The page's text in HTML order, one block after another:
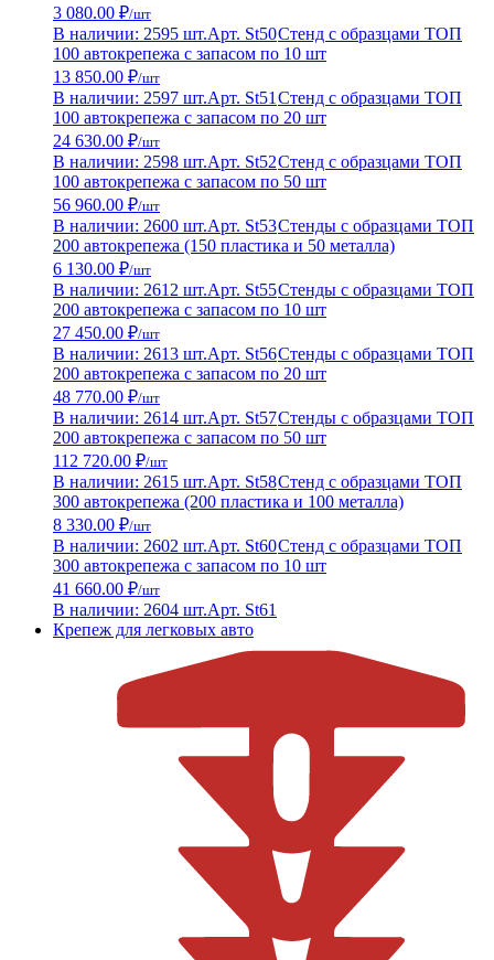
3 080.00 ₽/шт
В наличии: 2595 шт.Арт. St50Стенд с образцами ТОП
100 автокрепежа с запасом по 10 шт
13 850.00 ₽/шт
В наличии: 2597 шт.Арт. St51 Стенд с образцами ТОП
100 автокрепежа с запасом по 20 шт
24 630.00 ₽/шт
В наличии: 2598 шт.Арт. St52Стенд с образцами ТОП
100 автокрепежа с запасом по 50 шт
56 960.00 ₽/шт
В наличии: 2600 шт.Арт. St53Стенды с образцами ТОП
200 автокрепежа (150 пластика и 50 металла)
6 130.00 ₽/шт
В наличии: 2612 шт.Арт. St55Стенды с образцами ТОП
200 автокрепежа с запасом по 10 шт
27 450.00 ₽/шт
В наличии: 2613 шт.Арт. St56Стенды с образцами ТОП
200 автокрепежа с запасом по 20 шт
48 770.00 ₽/шт
В наличии: 2614 шт.Арт. St57Стенды с образцами ТОП
200 автокрепежа с запасом по 50 шт
112 720.00 ₽/шт
В наличии: 2615 шт.Арт. St58Стенд с образцами ТОП
300 автокрепежа (200 пластика и 100 металла)
8 330.00 ₽/шт
В наличии: 2602 шт.Арт. St60Стенд с образцами ТОП
300 автокрепежа с запасом по 10 шт
41 660.00 ₽/шт
В наличии: 2604 шт.Арт. St61
Крепеж для легковых авто